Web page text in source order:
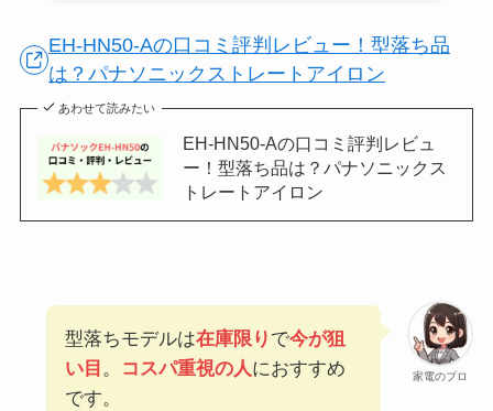
EH-HN50-Aの口コミ評判レビュー！型落ち品
は？パナソニックストレートアイロン
あわせて読みたい
EH-HN50-Aの口コミ評判レビュ
ー！型落ち品は？パナソニックス
トレートアイロン
家電のプロ
型落ちモデルは在庫限り で今が狙
い目 。 コスパ重視の人におすすめ
です。